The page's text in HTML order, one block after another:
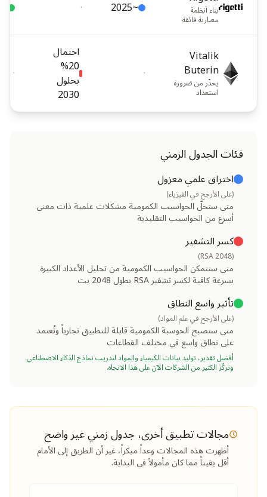
Libra من فئة
megaquop
في 2028، ثم
نظام من فئة
يضم أكثر من
1000 qubit
منطقي بحلول
2028–2029.
بناء أنظمة
معيارية فائقة
التوسع إلى أكثر
من 1000
كيوبت لاحقاً
في هذا العقد.
~2025
·
Vitalik
Buterin
يحذّر من ضرورة
استعداد
المشفرة
كثيرون.
·
احتمال
20%
بحلول
2030
·
فئات الجدول الزمني
اختراق علمي معزول
(على الأرجح في الفيزياء)
متى ستحلّ الحواسيب الكمومية مشكلات علمية ذات معنى
أسرع من الحواسيب التقليدية
كسر التشفير
(RSA 2048)
متى ستتمكن الحواسيب الكمومية من تحليل الأعداد الكبيرة
بسرعة كافية لكسر تشفير RSA بطول 2048 بت
تأثير واسع النطاق
(على الأرجح في علم المواد)
متى ستصبح الحوسبة الكمومية قابلة للتطبيق تجارياً وتُعتمد
على نطاق واسع في مختلف القطاعات
أفضل تقدير، توليد بيانات الكيمياء والمواد لتدريب نماذج الذكاء الاصطناعي.
وتركّز الكثير من الشركات الآن على هذا الاتجاه.
مجالات تطبيق أخرى، جدول زمني غير واضح
أظهرت هذه المجالات وعداً مبكراً، غير أن الطريق إلى الأمام
أقل يقيناً مما كان مأمولاً في البداية.